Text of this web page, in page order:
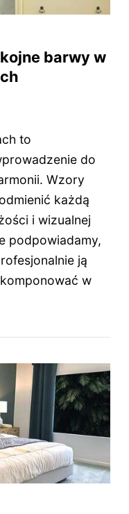
barwy w
to
do
Wzory
każdą
i wizualnej
podpowiadamy,
ją
w